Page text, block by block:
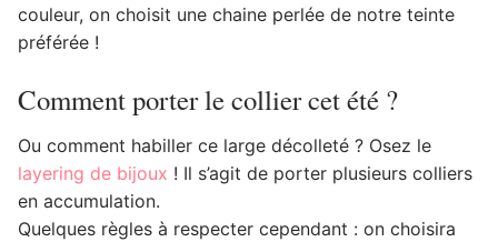
couleur, on choisit une chaine perlée de notre teinte
préférée !
Comment porter le collier cet été ?
Ou comment habiller ce large décolleté ? Osez le
layering de bijoux ! Il s’agit de porter plusieurs colliers
en accumulation.
Quelques règles à respecter cependant : on choisira